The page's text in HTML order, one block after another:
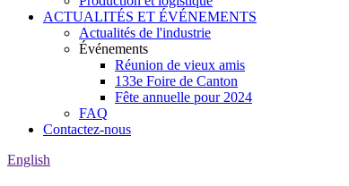
ACTUALITÉS ET ÉVÉNEMENTS
Actualités de l'industrie
Événements
Réunion de vieux amis
133e Foire de Canton
Fête annuelle pour 2024
FAQ
Contactez-nous
English